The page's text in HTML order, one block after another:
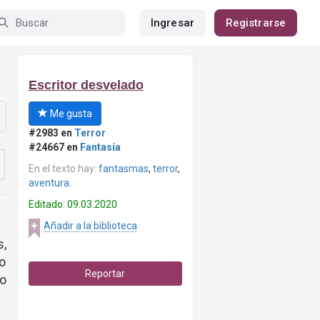
Ingresar Registrarse
Escritor desvelado
Me gusta
#2983 en Terror
#24667 en Fantasía
En el texto hay: fantasmas, terror,
aventura.
Editado: 09.03.2020
Añadir a la biblioteca
Reportar